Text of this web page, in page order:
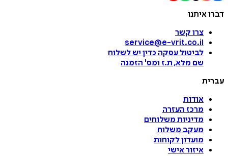
דברו איתנו
צרו קשר
service@e-vrit.co.il
לביטול עסקה כדין יש לשלוח
שם מלא, ת.ז ומס' הזמנה
עברית
אודות
מרכז העזרה
מדיניות משלוחים
מעקב משלוח
מועדון לקוחות
איזור אישי